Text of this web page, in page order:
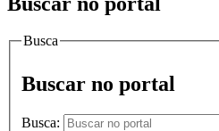
Busca
Buscar no portal
Busca: